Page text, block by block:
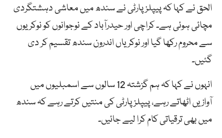
الحق نے کہا کہ پیپلز پارٹی نے سندھ میں معاشی دہشتگردی
مچائی ہوئی ہے۔ کراچی اور حیدرآباد کے نوجوانوں کو نوکریوں
سے محروم رکھا گیا اور نوکریاں اندرون سندھ تقسیم کر دی
گئیں۔
انہوں نے کہا کہ ہم گزشتہ 12 سالوں سے اسمبلیوں میں
آوازیں اٹھاتے رہے، پیپلز پارٹی کی منتیں کرتے رہے کہ سندھ
میں بھی ترقیاتی کام کرا لیے جائیں۔